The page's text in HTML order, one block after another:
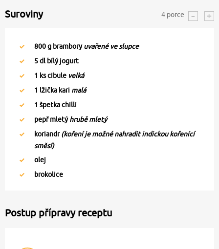
Suroviny 4 porce
800g bramboryuvařené ve slupce
5dl bílý jogurt
1 ks cibule velká
1 lžička kari malá
1 špetka chilli
pepř mletýhrubě mletý
koriandr(koření je možné nahradit indickou kořenící
směsí)
olej
brokolice
Postup přípravy receptu